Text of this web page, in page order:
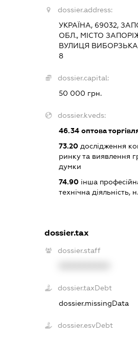
dossier.address:
УКРАЇНА, 69032,
ОБЛ., МІСТО
ВУЛИЦЯ
8
dossier.capital:
50 000 грн.
dossier.kveds:
46.34оптова
73.20дослідження
ринку та виявлення
думки
74.90інша
технічна діяльність,
dossier.tax
dossier.staff
dossier.taxDebt
dossier.missingData
dossier.esvDebt